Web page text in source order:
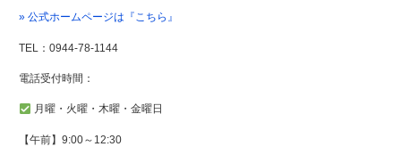
» 公式ホームページは『こちら』
TEL：0944-78-1144
電話受付時間：
月曜・火曜・木曜・金曜日
【午前】9:00～12:30